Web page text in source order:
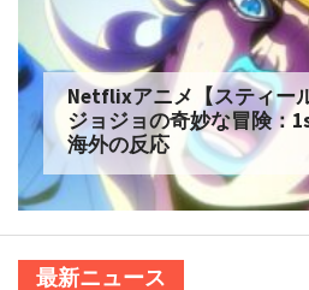
Netflixアニメ【スティー
ジョジョの奇妙な冒険：
海外の反応
最新ニュース